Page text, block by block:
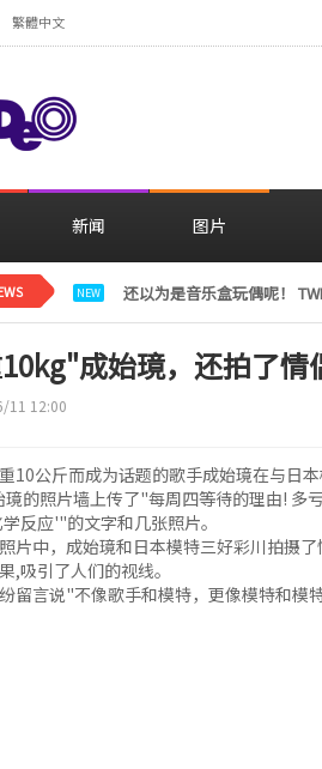
繁體中文
新闻 图片
NEW LE SSERAFIM金彩元恢复
成始璄，还拍了
11 12:00
10公斤而成为话题的歌手成始璄在与日
璄的照片墙上传了"每周四等待的理由! 多
反应'"的文字和几张照片。
片中，成始璄和日本模特三好彩川拍摄
,吸引了人们的视线。
留言说"不像歌手和模特，更像模特和